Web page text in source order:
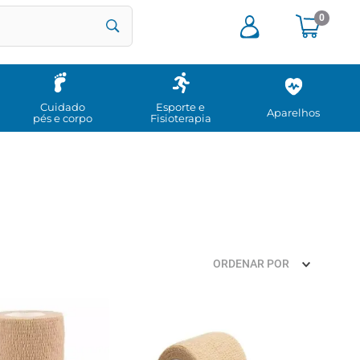
0
Cuidado
pés e corpo
Esporte e
Fisioterapia
Aparelhos
ORDENAR POR